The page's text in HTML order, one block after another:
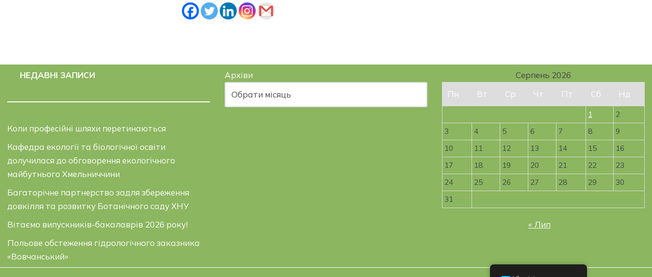
НЕДАВНІ ЗАПИСИ
Коли професійні шляхи перетинаються
Кафедра екології та біологічної освіти
долучилася до обговорення екологічного
майбутнього Хмельниччини
Багаторічне партнерство задля збереження
довкілля та розвитку Ботанічного саду ХНУ
Вітаємо випускників-бакалаврів 2026 року!
Польове обстеження гідрологічного заказника
«Вовчанський»
Архіви
Серпень 2026
Пн
Вт Ср Чт Пт Сб Нд
1
2
3
4 5 6 7 8
9
10
11 12 13 14 15
16
17
18 19 20 21 22
23
24
25 26 27 28 29
30
31
« Лип